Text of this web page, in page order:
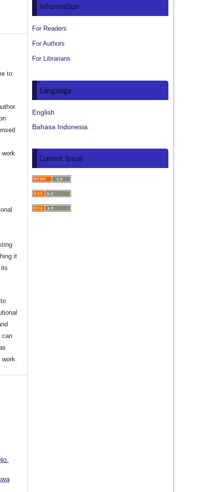
to
work
it
can
Information
For Readers
For Authors
For Librarians
Language
English
Bahasa Indonesia
Current Issue